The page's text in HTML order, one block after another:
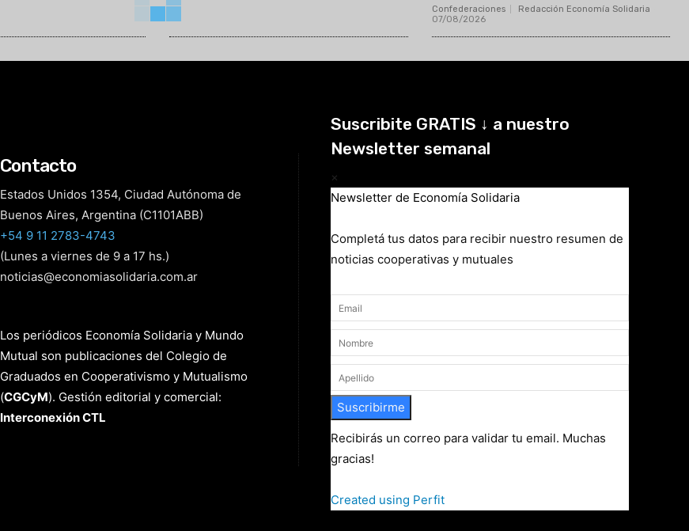
Confederaciones Redacción Economía Solidaria
07/08/2026
Contacto
Estados Unidos 1354, Ciudad Autónoma de
Buenos Aires, Argentina (C1101ABB)
+54 9 11 2783-4743
(Lunes a viernes de 9 a 17 hs.)
noticias@economiasolidaria.com.ar
Los periódicos Economía Solidaria y Mundo
Mutual son publicaciones del Colegio de
Graduados en Cooperativismo y Mutualismo
(CGCyM). Gestión editorial y comercial:
Interconexión CTL
Suscribite GRATIS ↓ a nuestro
Newsletter semanal
×
Newsletter de Economía Solidaria
Completá tus datos para recibir nuestro resumen de
noticias cooperativas y mutuales
Suscribirme
Recibirás un correo para validar tu email. Muchas
gracias!
Created using Perfit